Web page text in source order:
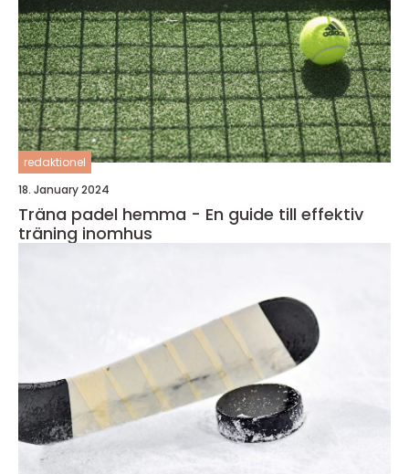
redaktionel
18. January 2024
Träna padel hemma - En guide till effektiv
träning inomhus